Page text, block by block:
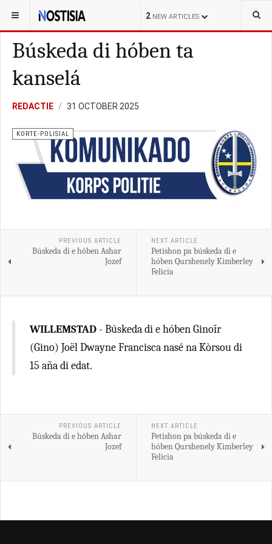
2 NEW ARTICLES
YOU ARE HERE: CURAÇAO LOKAL
Búskeda di hóben ta
kanselá
REDACTIE 31 OCTOBER 2025
KORTE-POLISIAL
PREVIOUS ARTICLE
Búskeda di e hóben Ashar
Jozef
NEXT ARTICLE
Petishon pa búskeda di e
hóben Qurshenely Kimberley
Felicia
WILLEMSTAD - Búskeda di e hóben Ginoïr
(Gino) Joël Dwayne Francisca nasé na Kòrsou di
15 aña di edat.
PREVIOUS ARTICLE
Búskeda di e hóben Ashar
Jozef
NEXT ARTICLE
Petishon pa búskeda di e
hóben Qurshenely Kimberley
Felicia